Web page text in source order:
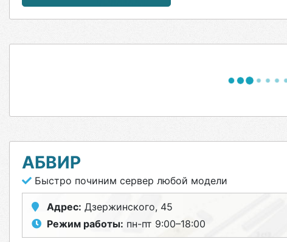
АБВИР
Быстро починим сервер любой модели
Адрес: Дзержинского, 45
Режим работы: пн-пт 9:00–18:00